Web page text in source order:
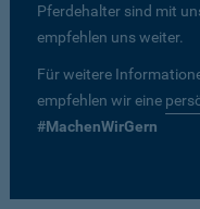
Pferdehalter sind mit
empfehlen uns weiter.
Für weitere
empfehlen wir eine
#MachenWirGern